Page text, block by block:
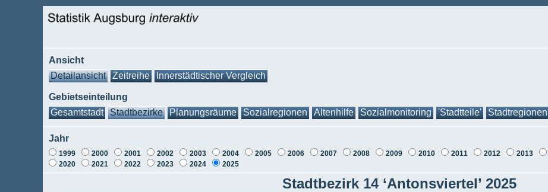
Ansicht
Detailansicht
Zeitreihe Innerstädtischer Vergleich
Gebietseinteilung
Gesamtstadt
Stadtbezirke Planungsräume Sozialregionen Altenhilfe Sozialmonitoring 'Stadtteile' Stadtregionen
Jahr
1999 2000 2001 2002 2003 2004 2005 2006 2007 2008 2009 2010 2011 2012 2013
2020
2021 2022 2023 2024 2025
Stadtbezirk 14 ‘Antonsviertel’ 2025